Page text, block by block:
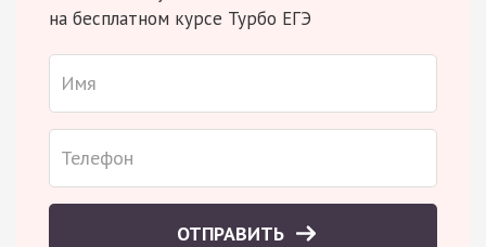
на бесплатном курсе Турбо ЕГЭ
ОТПРАВИТЬ